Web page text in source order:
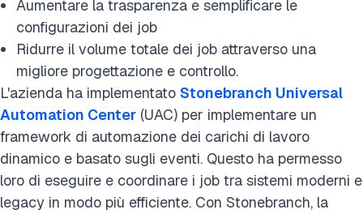
Aumentare la trasparenza e semplificare le
configurazioni dei job
Ridurre il volume totale dei job attraverso una
migliore progettazione e controllo.
L'azienda ha implementato Stonebranch Universal
Automation Center (UAC) per implementare un
framework di automazione dei carichi di lavoro
dinamico e basato sugli eventi. Questo ha permesso
loro di eseguire e coordinare i job tra sistemi moderni e
legacy in modo più efficiente. Con Stonebranch, la